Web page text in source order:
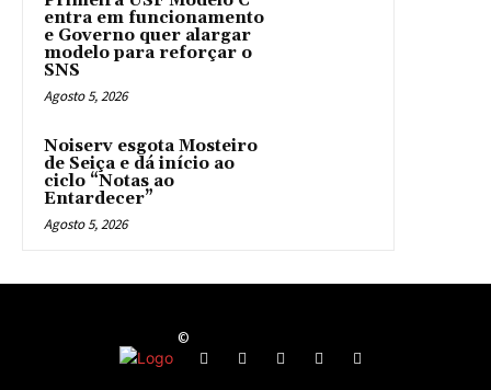
entra em funcionamento
e Governo quer alargar
modelo para reforçar o
SNS
Agosto 5, 2026
Noiserv esgota Mosteiro
de Seiça e dá início ao
ciclo “Notas ao
Entardecer”
Agosto 5, 2026
©